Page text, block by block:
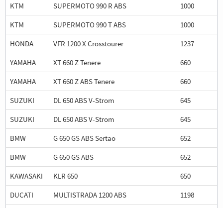
KTM
SUPERMOTO 990 R ABS
1000
KTM
SUPERMOTO 990 T ABS
1000
HONDA
VFR 1200 X Crosstourer
1237
YAMAHA
XT 660 Z Tenere
660
YAMAHA
XT 660 Z ABS Tenere
660
SUZUKI
DL 650 ABS V-Strom
645
SUZUKI
DL 650 ABS V-Strom
645
BMW
G 650 GS ABS Sertao
652
BMW
G 650 GS ABS
652
KAWASAKI
KLR 650
650
DUCATI
MULTISTRADA 1200 ABS
1198